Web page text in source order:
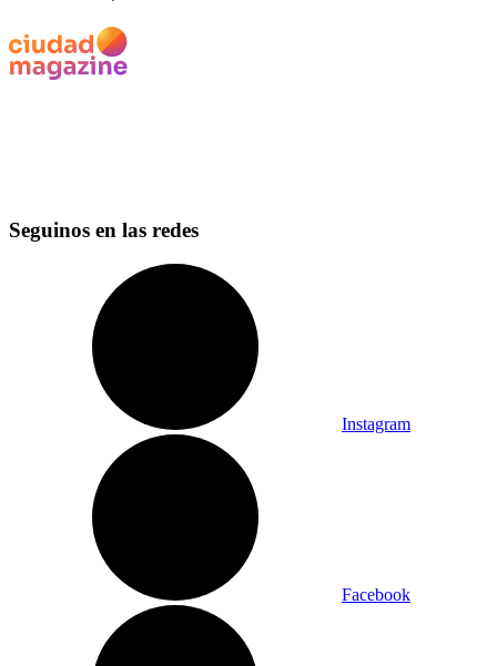
Seguinos en las redes
Instagram
Facebook